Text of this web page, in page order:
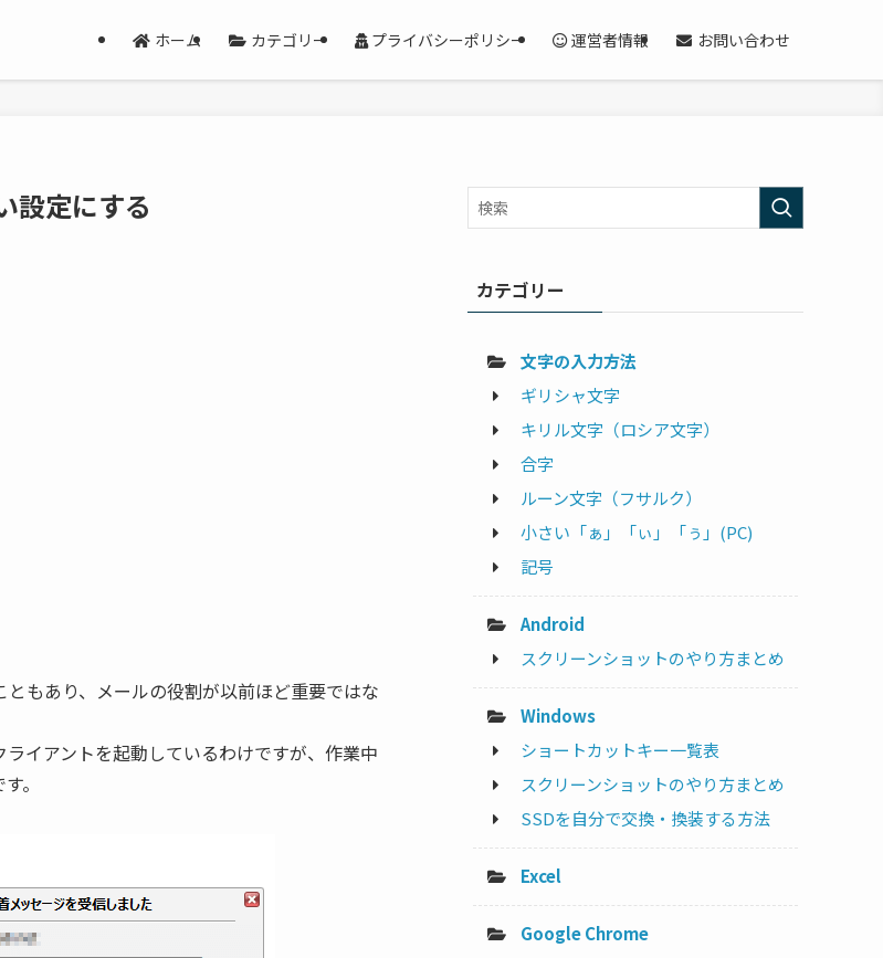
ホーム カテゴリー プライバシーポリシー 運営者情報 お問い合わせ
設定にする
もあり、メールの役割が以前ほど重要ではな
イアントを起動しているわけですが、作業中
。
カテゴリー
文字の入力方法
ギリシャ文字
キリル文字（ロシア文字）
合字
ルーン文字（フサルク）
小さい「ぁ」「ぃ」「ぅ」(PC)
記号
Android
スクリーンショットのやり方まとめ
Windows
ショートカットキー一覧表
スクリーンショットのやり方まとめ
SSDを自分で交換・換装する方法
Excel
Google Chrome